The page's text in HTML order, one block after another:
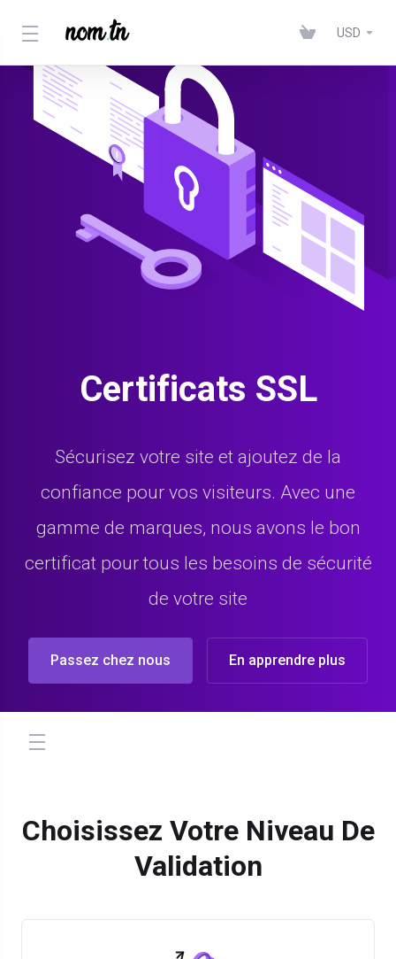
USD
Certificats SSL
Sécurisez votre site et ajoutez de la
confiance pour vos visiteurs. Avec une
gamme de marques, nous avons le bon
certificat pour tous les besoins de sécurité
de votre site
Passez chez nous En apprendre plus
store.toggleNav
Choisissez Votre Niveau De
Validation